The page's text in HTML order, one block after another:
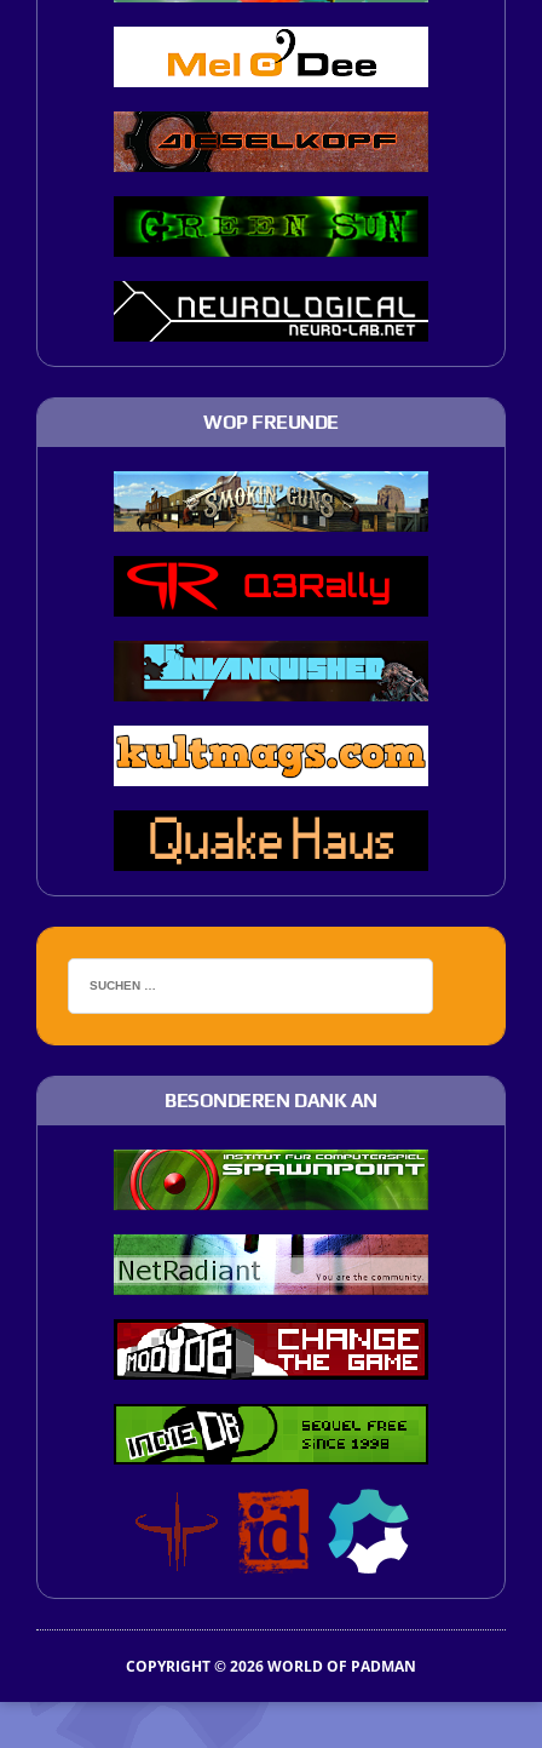
WOP FREUNDE
BESONDEREN DANK AN
COPYRIGHT © 2026 WORLD OF PADMAN